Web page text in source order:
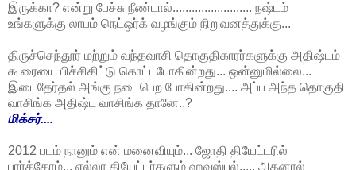
இருக்கா? என்று பேச்சு நீண்டால்......................... நஷ்டம்
உங்களுக்கு லாபம் நெட்ஒர்க் வழங்கும் நிறுவனத்துக்கு...
திருச்செந்தூர் மற்றும் வந்தவாசி தொகுதிகாரர்களுக்கு அதிஷ்டம்
கூரையை பிச்சிகிட்டு கொட்டபோகின்றது... ஒன்னுமில்லை...
இடைதேர்தல் அங்கு நடைபெற போகின்றது.... அப்ப அந்த தொகுதி
வாசிங்க அதிஷ்ட வாசிங்க தானே..?
மிக்சர்....
2012 படம் நானும் என் மனைவியும்... ஜோதி தியேட்டரில்
பார்த்தோம்... எல்லா தியேட்டர்களும் ஹவுஸ்புல்..... அதனால்